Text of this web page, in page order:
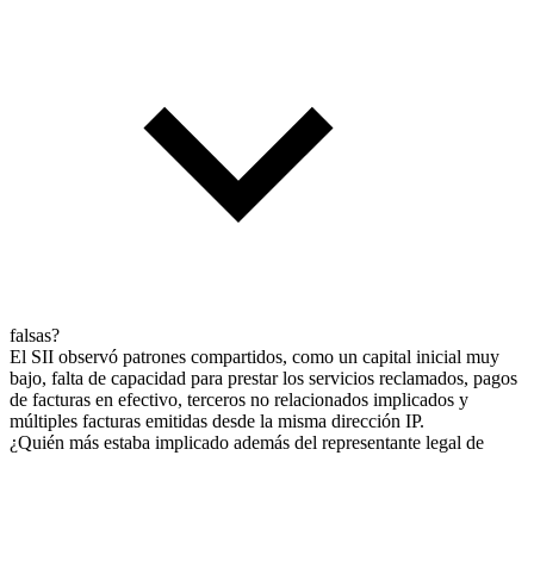
falsas?
El SII observó patrones compartidos, como un capital inicial muy
bajo, falta de capacidad para prestar los servicios reclamados, pagos
de facturas en efectivo, terceros no relacionados implicados y
múltiples facturas emitidas desde la misma dirección IP.
¿Quién más estaba implicado además del representante legal de